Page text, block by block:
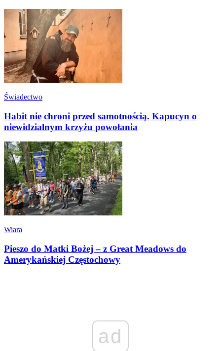
Świadectwo
Habit nie chroni przed samotnością. Kapucyn o
niewidzialnym krzyżu powołania
Wiara
Pieszo do Matki Bożej – z Great Meadows do
Amerykańskiej Częstochowy
ad